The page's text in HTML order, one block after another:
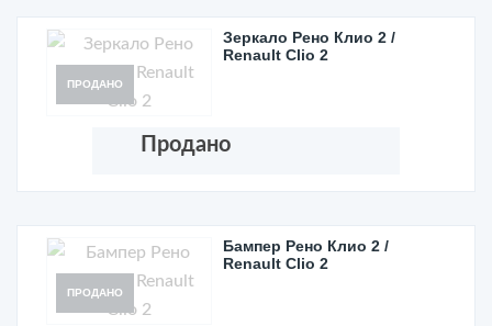
ПРОДАНО
Зеркало Рено Клио 2 /
Renault Clio 2
Продано
ПРОДАНО
Бампер Рено Клио 2 /
Renault Clio 2